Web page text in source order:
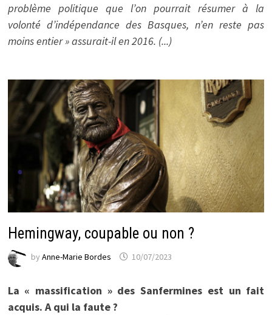
problème politique que l’on pourrait résumer à la
volonté d’indépendance des Basques, n’en reste pas
moins entier » assurait-il en 2016. (...)
Hemingway, coupable ou non ?
by Anne-Marie Bordes 10/07/2023
La « massification » des Sanfermines est un fait
acquis. A qui la faute ?